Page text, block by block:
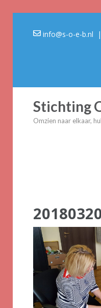
info@s-o-e-b.nl
Stichting
Omzien naar elkaar,